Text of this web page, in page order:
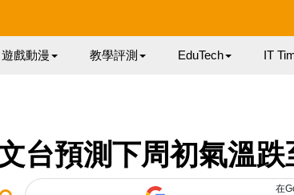
遊戲動漫 教學評測 EduTech IT
台預測下周初氣溫
在